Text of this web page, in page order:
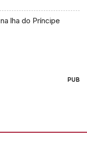
lha do Príncipe
PUB